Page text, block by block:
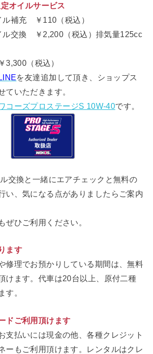
オイルサービス
ル補充 ￥110（税込）
ル交換 ￥2,200（税込）排気量125cc
3,300（税込）
を友達追加して頂き、ショップス
ていただきます。
コーズプロステージS 10W-40です。
交換と一緒にエアチェックと無料の
い、気になる点がありましたらご案内
ぜひご利用ください。
ます
修理でお預かりしている期間は、無料
けます。代車は20台以上、原付二種
す。
ドご利用頂けます
支払いには現金の他、各種クレジット
ーもご利用頂けます。レンタルはクレ